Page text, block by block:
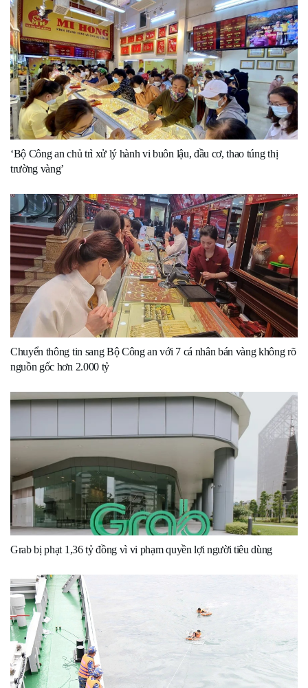
‘Bộ Công an chủ trì xử lý hành vi buôn lậu, đầu cơ, thao túng thị
trường vàng’
Chuyển thông tin sang Bộ Công an với 7 cá nhân bán vàng không rõ
nguồn gốc hơn 2.000 tỷ
Grab bị phạt 1,36 tỷ đồng vì vi phạm quyền lợi người tiêu dùng